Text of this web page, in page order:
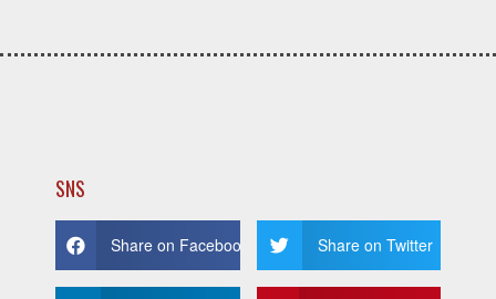
SNS
Share on Facebook Share on Twitter